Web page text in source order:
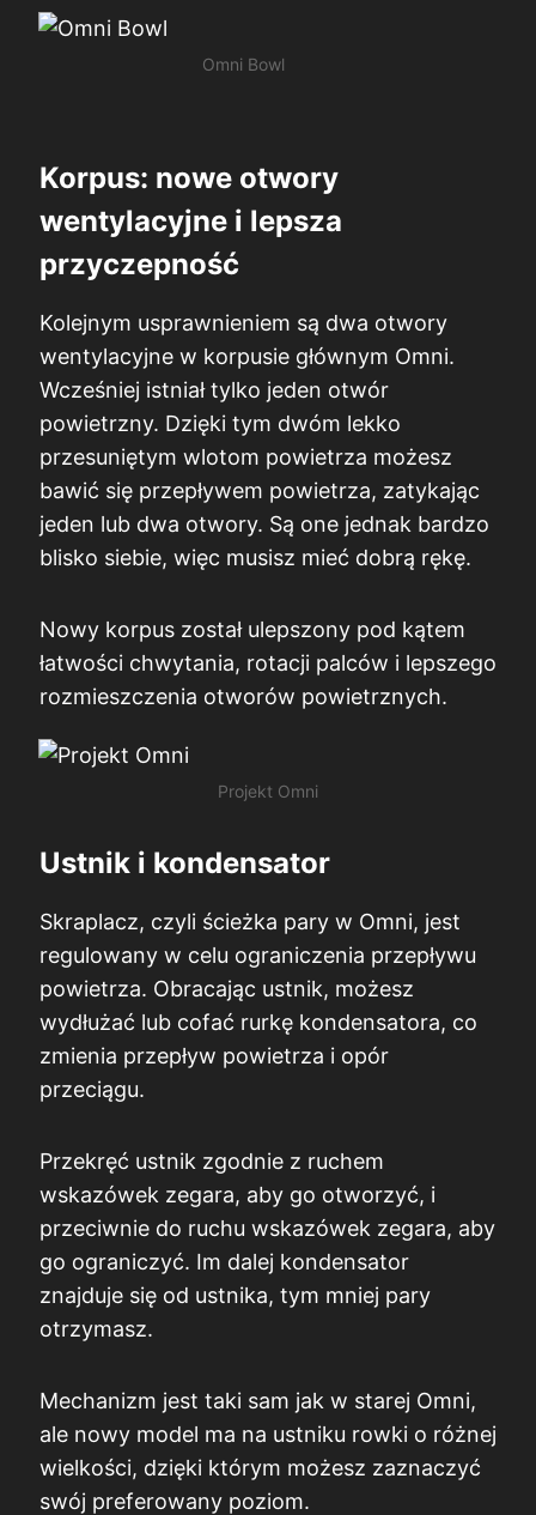
Omni Bowl
Korpus: nowe otwory
wentylacyjne i lepsza
przyczepność
Kolejnym usprawnieniem są dwa otwory
wentylacyjne w korpusie głównym Omni.
Wcześniej istniał tylko jeden otwór
powietrzny. Dzięki tym dwóm lekko
przesuniętym wlotom powietrza możesz
bawić się przepływem powietrza, zatykając
jeden lub dwa otwory. Są one jednak bardzo
blisko siebie, więc musisz mieć dobrą rękę.
Nowy korpus został ulepszony pod kątem
łatwości chwytania, rotacji palców i lepszego
rozmieszczenia otworów powietrznych.
Projekt Omni
Ustnik i kondensator
Skraplacz, czyli ścieżka pary w Omni, jest
regulowany w celu ograniczenia przepływu
powietrza. Obracając ustnik, możesz
wydłużać lub cofać rurkę kondensatora, co
zmienia przepływ powietrza i opór
przeciągu.
Przekręć ustnik zgodnie z ruchem
wskazówek zegara, aby go otworzyć, i
przeciwnie do ruchu wskazówek zegara, aby
go ograniczyć. Im dalej kondensator
znajduje się od ustnika, tym mniej pary
otrzymasz.
Mechanizm jest taki sam jak w starej Omni,
ale nowy model ma na ustniku rowki o różnej
wielkości, dzięki którym możesz zaznaczyć
swój preferowany poziom.